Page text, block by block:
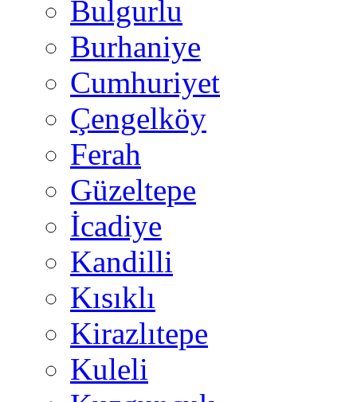
Bulgurlu
Burhaniye
Cumhuriyet
Çengelköy
Ferah
Güzeltepe
İcadiye
Kandilli
Kısıklı
Kirazlıtepe
Kuleli